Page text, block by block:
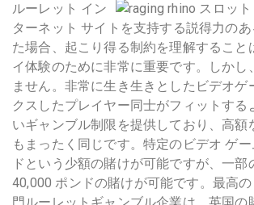
ルーレット イン
ターネット サイトを支持する説得力の
た場合、起こり得る制約を理解すること
イ体験のために非常に重要です。しかし
ません。非常に生き生きとしたビデオゲ
クスしたプレイヤー同士がフィットする
いギャンブル制限を提供しており、高額
もまったく同じです。特定のビデオ ゲ
ドという少額の賭けが可能ですが、一部
40,000 ポンドの賭けが可能です。最高